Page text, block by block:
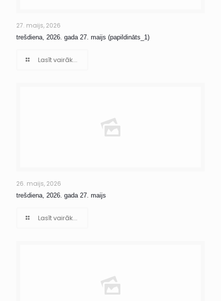
27. maijs, 2026
trešdiena, 2026. gada 27. maijs (papildināts_1)
Lasīt vairāk...
26. maijs, 2026
trešdiena, 2026. gada 27. maijs
Lasīt vairāk...